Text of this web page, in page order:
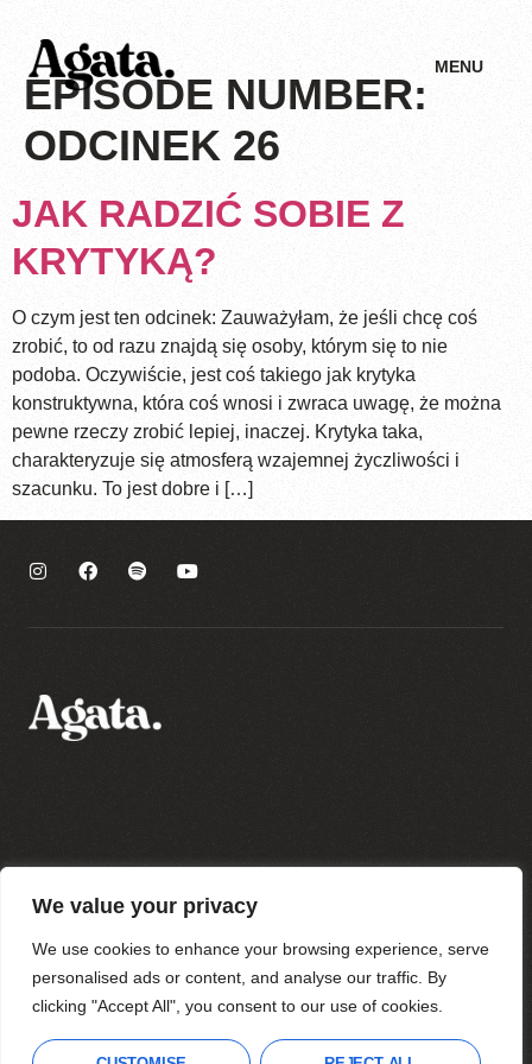
We value your privacy
We use cookies to enhance your browsing experience, serve
personalised ads or content, and analyse our traffic. By
clicking "Accept All", you consent to our use of cookies.
MENU
EPISODE NUMBER:
ODCINEK 26
JAK RADZIĆ SOBIE Z
KRYTYKĄ?
O czym jest ten odcinek: Zauważyłam, że jeśli chcę coś
zrobić, to od razu znajdą się osoby, którym się to nie
podoba. Oczywiście, jest coś takiego jak krytyka
konstruktywna, która coś wnosi i zwraca uwagę, że można
pewne rzeczy zrobić lepiej, inaczej. Krytyka taka,
charakteryzuje się atmosferą wzajemnej życzliwości i
szacunku. To jest dobre i […]
Regulamin sklepu
Regulamin newslettera
Wszystkie prawa zastrzeżone
Agata Strzyżewska 2023